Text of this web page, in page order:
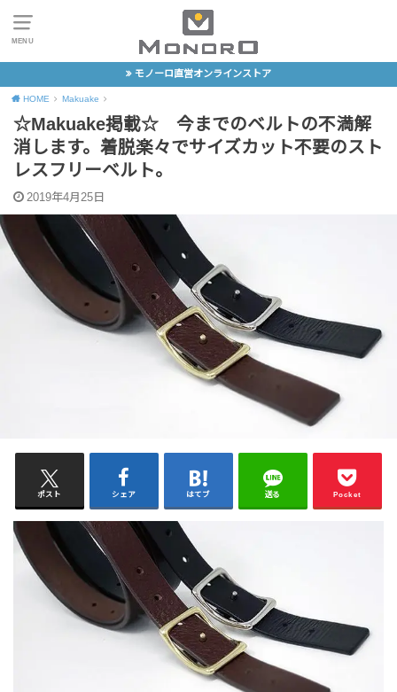
MENU
モノーロ直営オンラインストア
HOME Makuake
☆Makuake掲載☆ 今までのベルトの不満解
消します。着脱楽々でサイズカット不要のスト
レスフリーベルト。
2019年4月25日
ポスト シェア はてブ 送る Pocket